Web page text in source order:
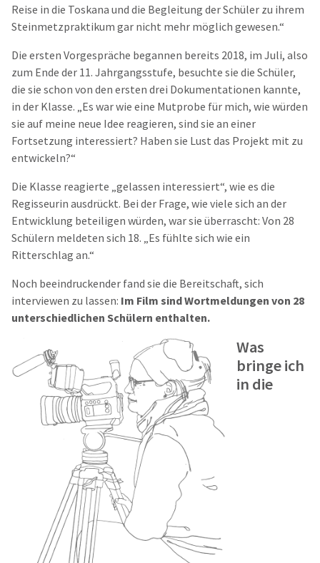
Reise in die Toskana und die Begleitung der Schüler zu ihrem
Steinmetzpraktikum gar nicht mehr möglich gewesen.“
Die ersten Vorgespräche begannen bereits 2018, im Juli, also
zum Ende der 11. Jahrgangsstufe, besuchte sie die Schüler,
die sie schon von den ersten drei Dokumentationen kannte,
in der Klasse. „Es war wie eine Mutprobe für mich, wie würden
sie auf meine neue Idee reagieren, sind sie an einer
Fortsetzung interessiert? Haben sie Lust das Projekt mit zu
entwickeln?“
Die Klasse reagierte „gelassen interessiert“, wie es die
Regisseurin ausdrückt. Bei der Frage, wie viele sich an der
Entwicklung beteiligen würden, war sie überrascht: Von 28
Schülern meldeten sich 18. „Es fühlte sich wie ein
Ritterschlag an.“
Noch beeindruckender fand sie die Bereitschaft, sich
interviewen zu lassen: Im Film sind Wortmeldungen von 28
unterschiedlichen Schülern enthalten.
Was
bringe ich
in die